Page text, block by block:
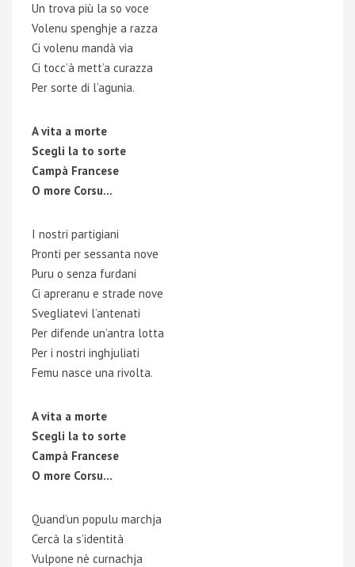
Un trova più la so voce
Volenu spenghje a razza
Ci volenu mandà via
Ci tocc’à mett’a curazza
Per sorte di l’agunia.
A vita a morte
Scegli la to sorte
Campà Francese
O more Corsu…
I nostri partigiani
Pronti per sessanta nove
Puru o senza furdani
Ci apreranu e strade nove
Svegliatevi l’antenati
Per difende un’antra lotta
Per i nostri inghjuliati
Femu nasce una rivolta.
A vita a morte
Scegli la to sorte
Campà Francese
O more Corsu…
Quand’un populu marchja
Cercà la s’identità
Vulpone nè curnachja